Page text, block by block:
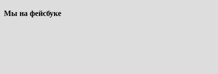
Мы на фейсбуке